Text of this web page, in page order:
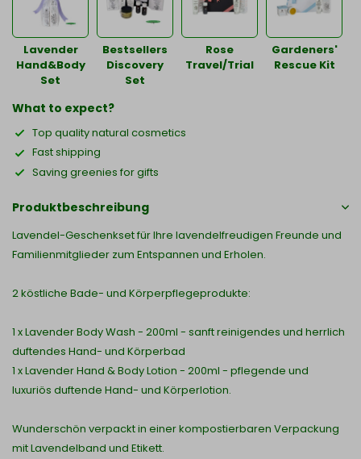
Lavender
Hand&Body
Set
Bestsellers
Discovery
Set
Rose
Travel/Trial
Gardeners'
Rescue Kit
What to expect?
Top quality natural cosmetics
Fast shipping
Saving greenies for gifts
Produktbeschreibung
Lavendel-Geschenkset für Ihre lavendelfreudigen Freunde und
Familienmitglieder zum Entspannen und Erholen.
2 köstliche Bade- und Körperpflegeprodukte:
1 x Lavender Body Wash - 200ml - sanft reinigendes und herrlich
duftendes Hand- und Körperbad
1 x Lavender Hand & Body Lotion - 200ml - pflegende und
luxuriös duftende Hand- und Körperlotion.
Wunderschön verpackt in einer kompostierbaren Verpackung
mit Lavendelband und Etikett.